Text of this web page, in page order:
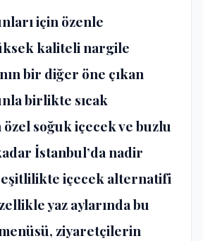
için özenle
kaliteli nargile
bir diğer öne çıkan
birlikte sıcak
soğuk içecek ve buzlu
İstanbul’da nadir
içecek alternatifi
yaz aylarında bu
ziyaretçilerin